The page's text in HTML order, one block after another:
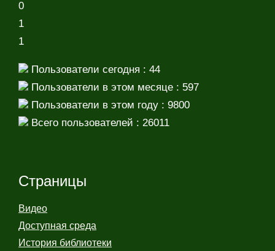
0
1
1
Пользователи сегодня : 44
Пользователи в этом месяце : 597
Пользователи в этом году : 9800
Всего пользователей : 26011
Страницы
Видео
Доступная среда
История библиотеки